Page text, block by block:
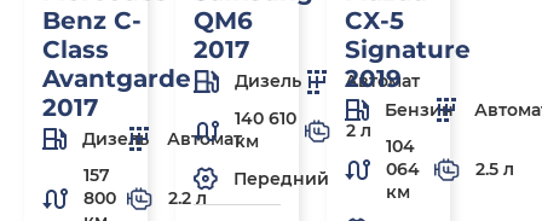
Benz C-
Class
Avantgarde
2017
Дизель
Автомат
157
800
2.2 л
QM6
2017
Дизель
Автомат
140 610
км
2 л
Передний
CX-5
Signature
2019
Бензин
104
064
км
2.5 л